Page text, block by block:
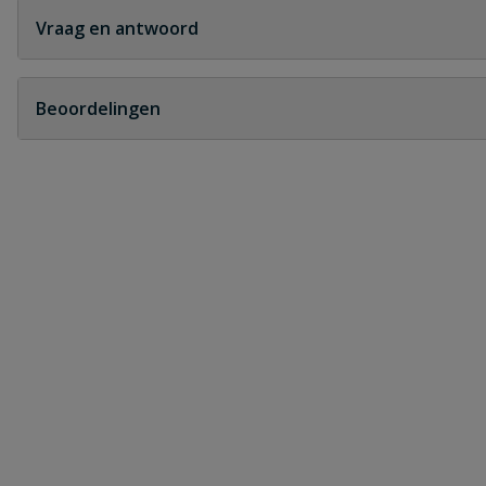
Vraag en antwoord
Geen vragen
Beoordelingen